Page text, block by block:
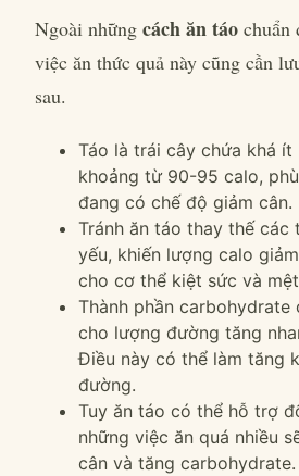
Ngoài những cách ăn táo chuẩn
việc ăn thức quả này cũng cần
sau.
Táo là trái cây chứa khá ít
khoảng từ 90-95 calo,
đang có chế độ giảm cân.
Tránh ăn táo thay thế các
yếu, khiến lượng calo
cho cơ thể kiệt sức và
Thành phần
cho lượng đường tăng
Điều này có thể làm tăng
đường.
Tuy ăn táo có thể hỗ trợ
những việc ăn quá nhiều
cân và tăng carbohydrate.